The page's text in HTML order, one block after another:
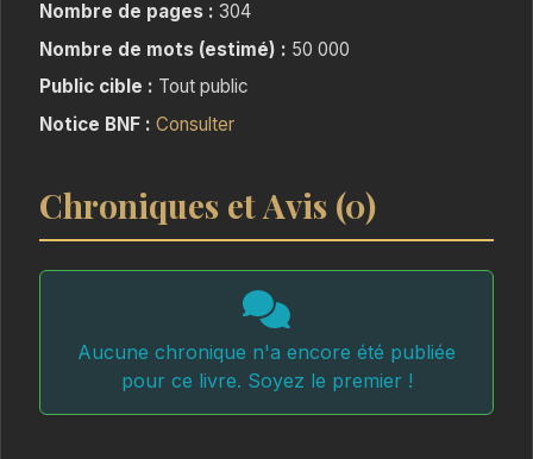
Nombre de pages : 304
Nombre de mots (estimé) : 50 000
Public cible : Tout public
Notice BNF : Consulter
Chroniques et Avis (0)
Aucune chronique n'a encore été publiée
pour ce livre. Soyez le premier !